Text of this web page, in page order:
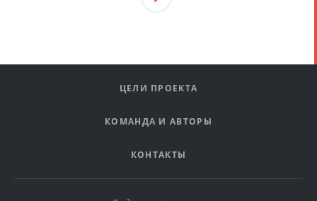
ЦЕЛИ ПРОЕКТА
КОМАНДА И АВТОРЫ
КОНТАКТЫ